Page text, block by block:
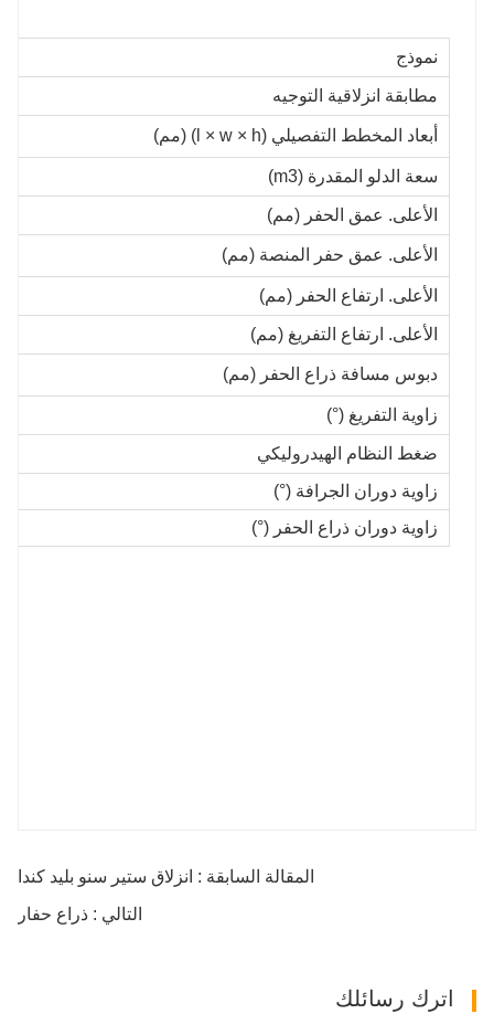
نموذج
مطابقة انزلاقية التوجيه
أبعاد المخطط التفصيلي (l × w × h) (مم)
سعة الدلو المقدرة (m3)
الأعلى. عمق الحفر (مم)
الأعلى. عمق حفر المنصة (مم)
الأعلى. ارتفاع الحفر (مم)
الأعلى. ارتفاع التفريغ (مم)
دبوس مسافة ذراع الحفر (مم)
زاوية التفريغ (°)
ضغط النظام الهيدروليكي
زاوية دوران الجرافة (°)
زاوية دوران ذراع الحفر (°)
المقالة السابقة : انزلاق ستير سنو بليد كندا
التالي : ذراع حفار
اترك رسائلك